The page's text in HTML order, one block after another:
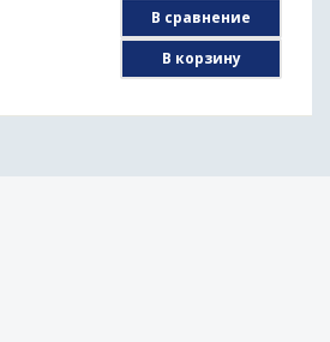
В сравнение
В корзину